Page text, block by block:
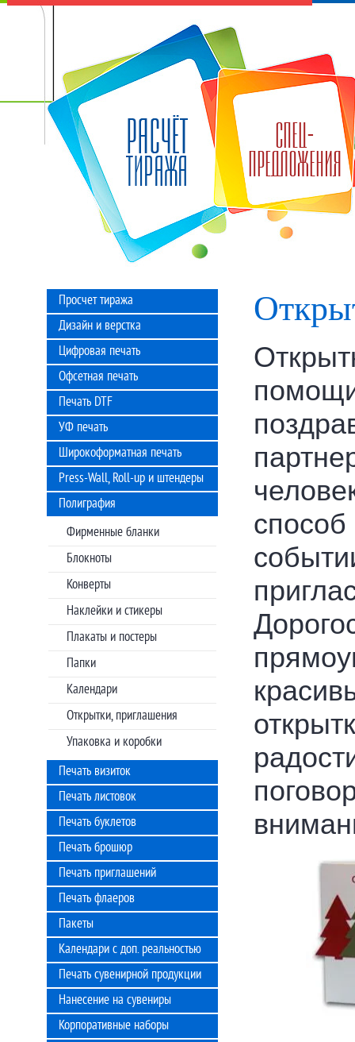
Просчет тиража
Дизайн и верстка
Цифровая печать
Офсетная печать
Печать DTF
УФ печать
Широкоформатная печать
Press-Wall, Roll-up и штендеры
Полиграфия
Фирменные бланки
Блокноты
Конверты
Наклейки и стикеры
Плакаты и постеры
Папки
Календари
Открытки, приглашения
Упаковка и коробки
Печать визиток
Печать листовок
Печать буклетов
Печать брошюр
Печать приглашений
Печать флаеров
Пакеты
Календари с доп. реальностью
Печать сувенирной продукции
Нанесение на сувениры
Корпоративные наборы